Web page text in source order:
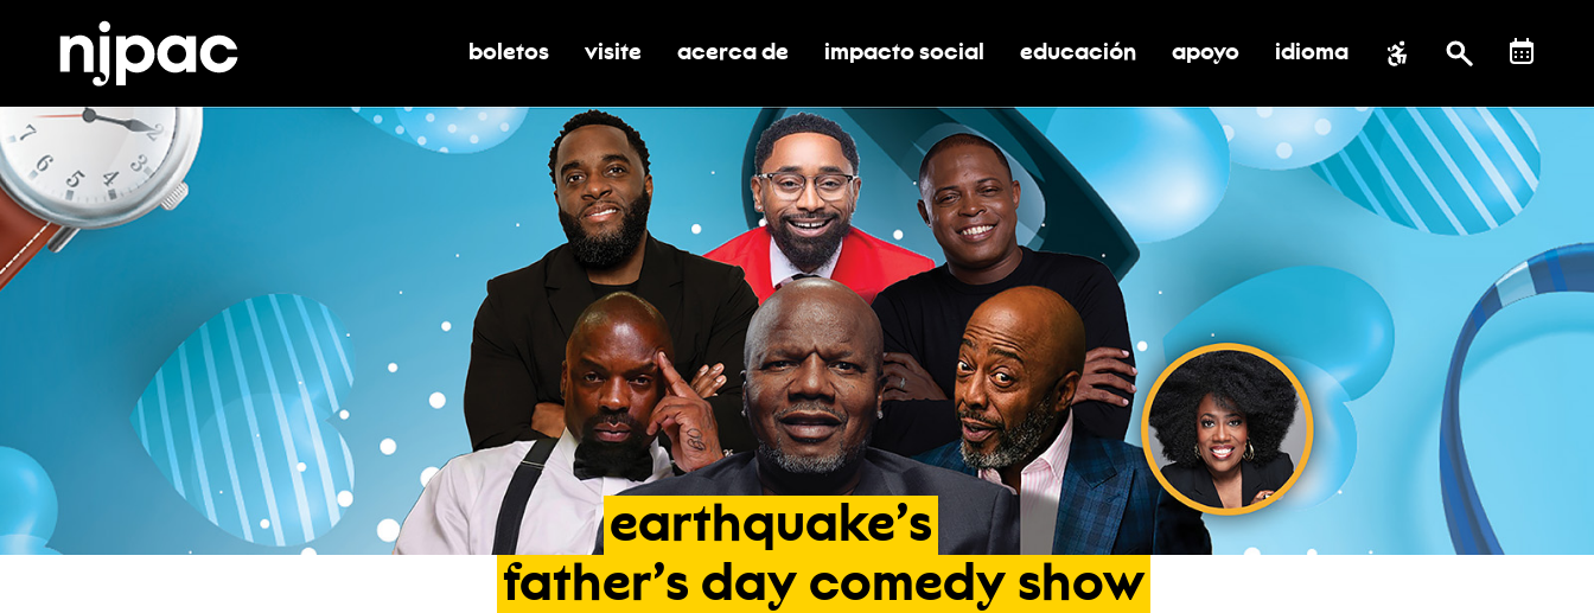
alternar submenú de boletos
boletos alternar submenú de visite
visite alternar submenú de acerca de
acerca de activar/desactivar el submenú de impacto social
impacto social alternar submenú de educación
educación alternar submenú de asistencia
apoyo idioma
earthquake’s
father’s day comedy show